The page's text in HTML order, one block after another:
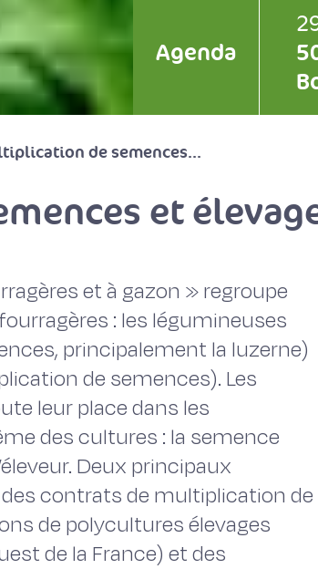
Agenda
de semences...
et
et à gazon » regroupe
: les légumineuses
principalement la luzerne)
de semences). Les
leur place dans les
des cultures : la semence
Deux principaux
contrats de multiplication de
de polycultures élevages
de la France) et des